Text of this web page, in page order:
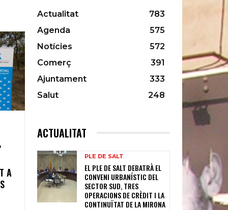
A
Actualitat
783
Agenda
575
Notícies
572
Comerç
391
Ajuntament
333
Salut
248
ACTUALITAT
PLE DE SALT
EL PLE DE SALT DEBATRÀ EL
CONVENI URBANÍSTIC DEL
SECTOR SUD, TRES
OPERACIONS DE CRÈDIT I LA
CONTINUÏTAT DE LA MIRONA